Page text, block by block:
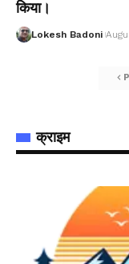
किया।
Lokesh Badoni
क्राइम